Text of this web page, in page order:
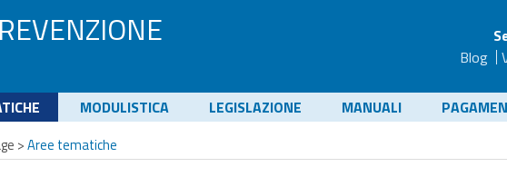
Blog
MODULISTICA LEGISLAZIONE MANUALI
>Aree tematiche